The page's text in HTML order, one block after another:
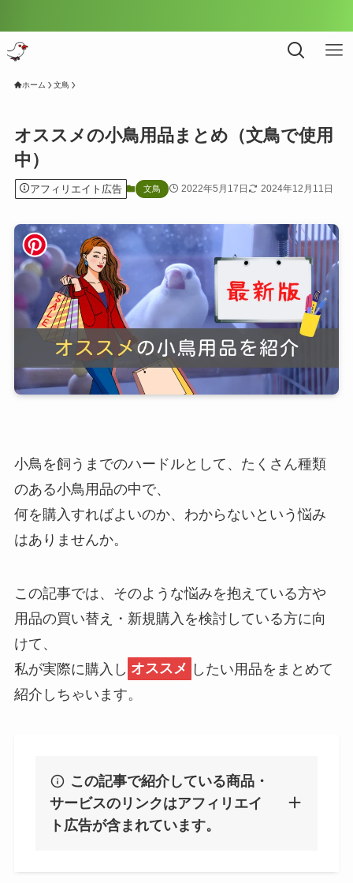
ホーム 文鳥
オススメの小鳥用品まとめ（文鳥で使用
中）
アフィリエイト広告 文鳥 2022年5月17日 2024年12月11日
小鳥を飼うまでのハードルとして、たくさん種類
のある小鳥用品の中で、
何を購入すればよいのか、わからないという悩み
はありませんか。
この記事では、そのような悩みを抱えている方や
用品の買い替え・新規購入を検討している方に向
けて、
私が実際に購入し オススメ したい用品をまとめて
紹介しちゃいます。
この記事で紹介している商品・
サービスのリンクはアフィリエイ
ト広告が含まれています。